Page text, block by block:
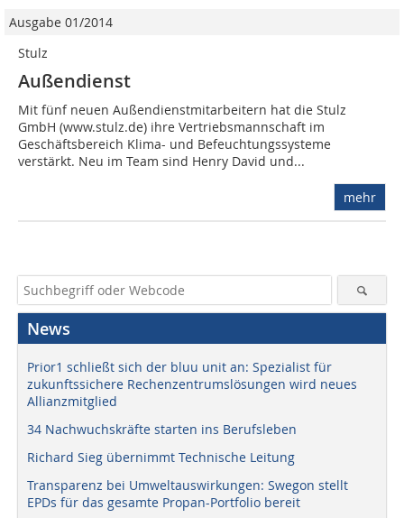
Ausgabe 01/2014
Stulz
Außendienst
Mit fünf neuen Außendienstmitarbeitern hat die Stulz
GmbH (www.stulz.de) ihre Vertriebsmannschaft im
Geschäftsbereich Klima- und Befeuchtungssysteme
verstärkt. Neu im Team sind Henry David und...
mehr
News
Prior1 schließt sich der bluu unit an: Spezialist für
zukunftssichere Rechenzentrumslösungen wird neues
Allianzmitglied
34 Nachwuchskräfte starten ins Berufsleben
Richard Sieg übernimmt Technische Leitung
Transparenz bei Umweltauswirkungen: Swegon stellt
EPDs für das gesamte Propan-Portfolio bereit